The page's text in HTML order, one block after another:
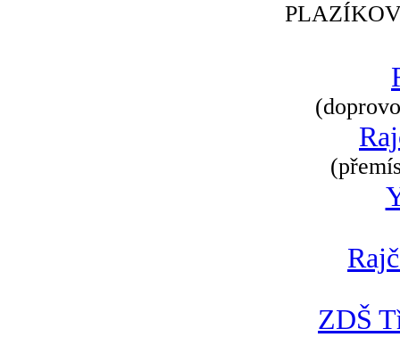
ZDŠ